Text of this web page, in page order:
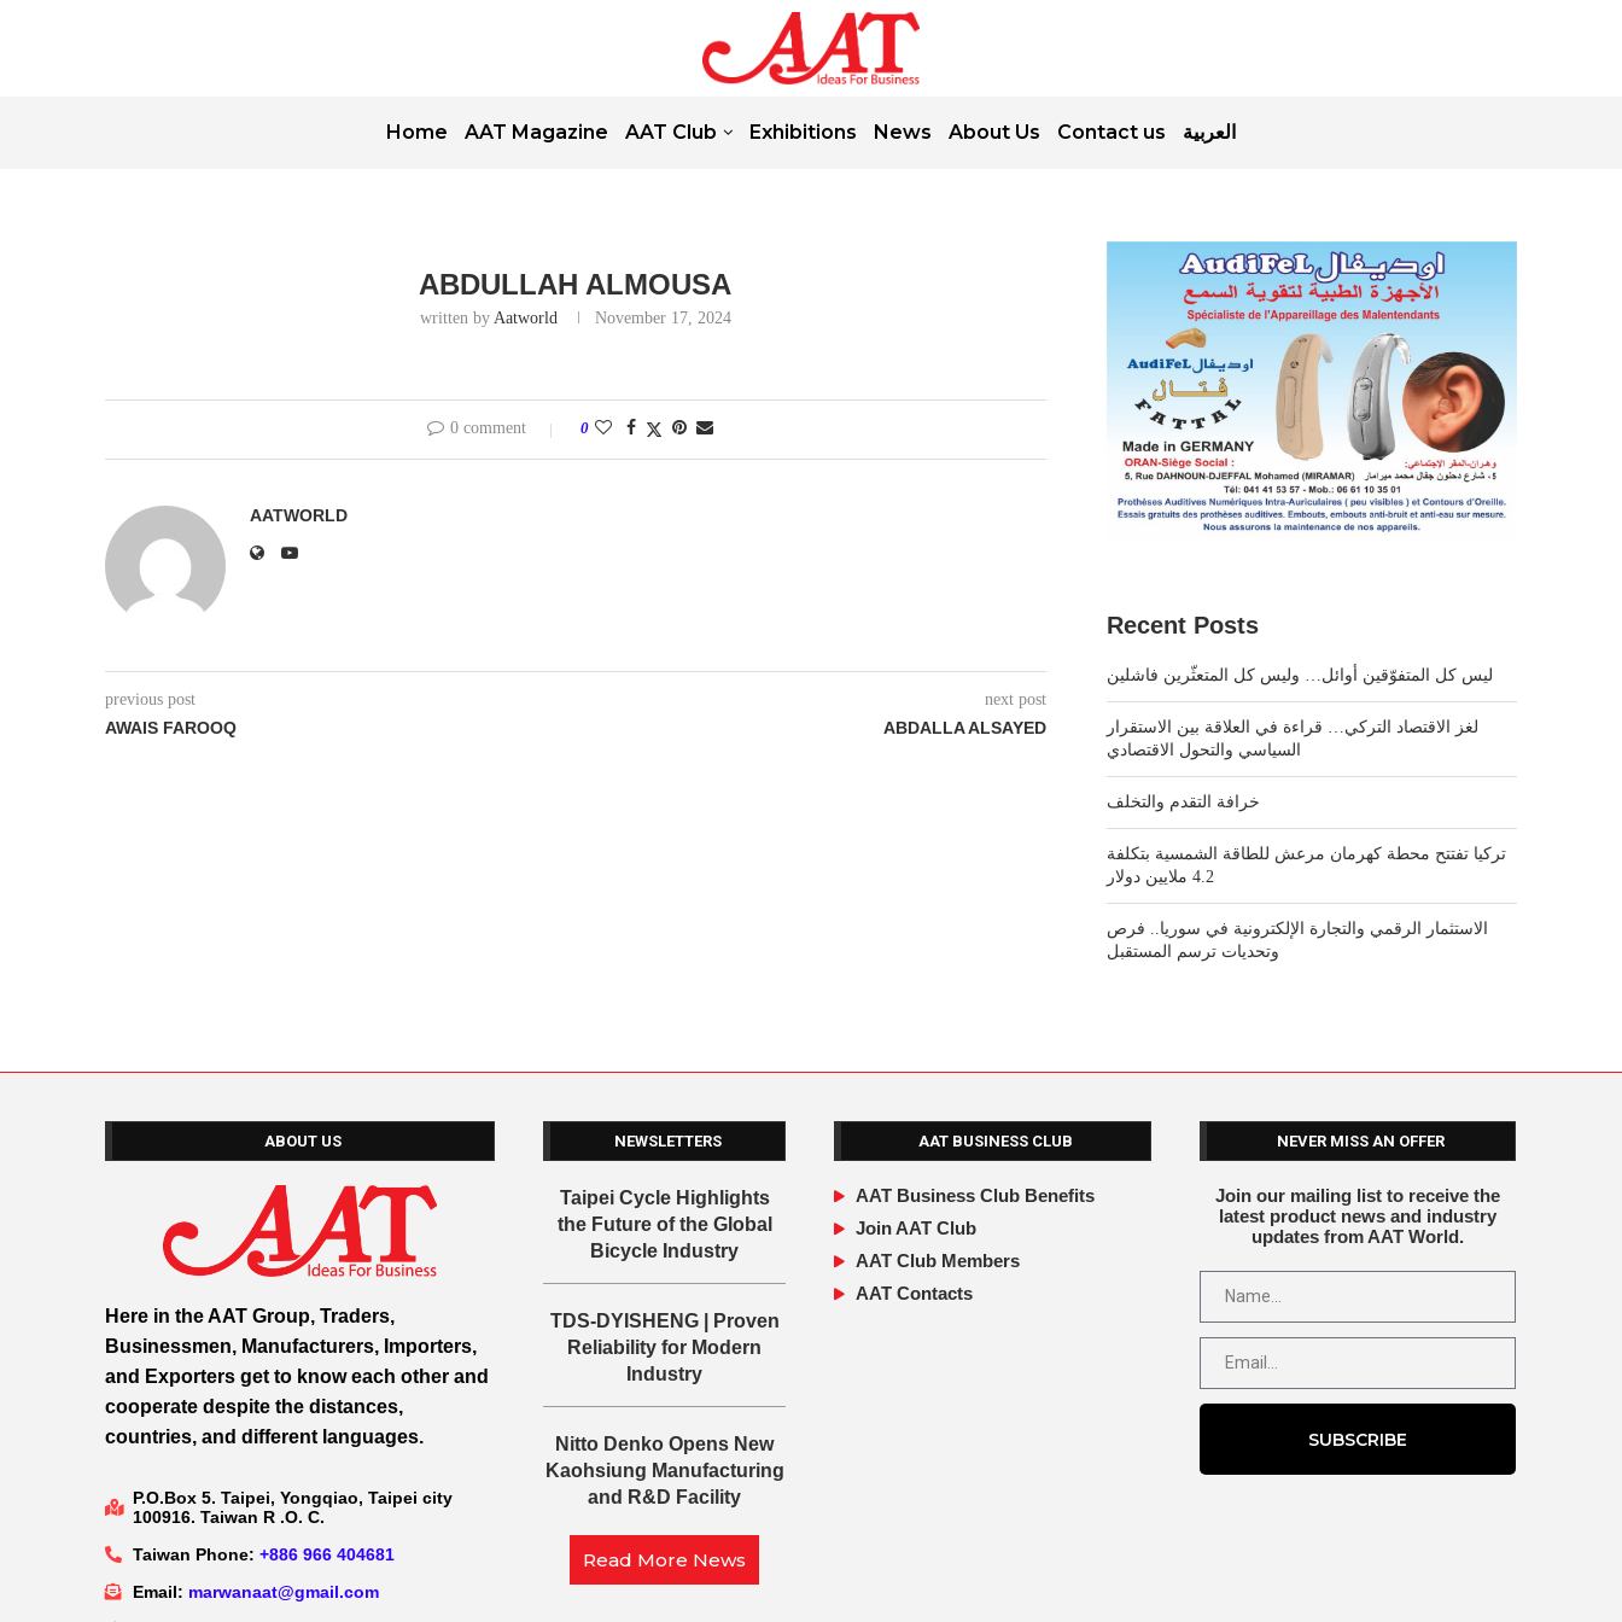
Home AAT Magazine AAT Club Exhibitions News About Us Contact us العربية
ABDULLAH ALMOUSA
written by Aatworld November 17, 2024
0 comment 0
AATWORLD
previous post
AWAIS FAROOQ
next post
ABDALLA ALSAYED
Recent Posts
ليس كل المتفوّقين أوائل… وليس كل المتعثّرين فاشلين
لغز الاقتصاد التركي… قراءة في العلاقة بين الاستقرار
السياسي والتحول الاقتصادي
خرافة التقدم والتخلف
تركيا تفتتح محطة كهرمان مرعش للطاقة الشمسية بتكلفة
4.2 ملايين دولار
الاستثمار الرقمي والتجارة الإلكترونية في سوريا.. فرص
وتحديات ترسم المستقبل
ABOUT US
Here in the AAT Group, Traders,
Businessmen, Manufacturers, Importers,
and Exporters get to know each other and
cooperate despite the distances,
countries, and different languages.
P.O.Box 5. Taipei, Yongqiao, Taipei city
100916. Taiwan R .O. C.
Taiwan Phone: +886 966 404681
Email: marwanaat@gmail.com
NEWSLETTERS
Taipei Cycle Highlights
the Future of the Global
Bicycle Industry
TDS-DYISHENG | Proven
Reliability for Modern
Industry
Nitto Denko Opens New
Kaohsiung Manufacturing
and R&D Facility
Read More News
AAT BUSINESS CLUB
AAT Business Club Benefits
Join AAT Club
AAT Club Members
AAT Contacts
NEVER MISS AN OFFER
Join our mailing list to receive the
latest product news and industry
updates from AAT World.
SUBSCRIBE